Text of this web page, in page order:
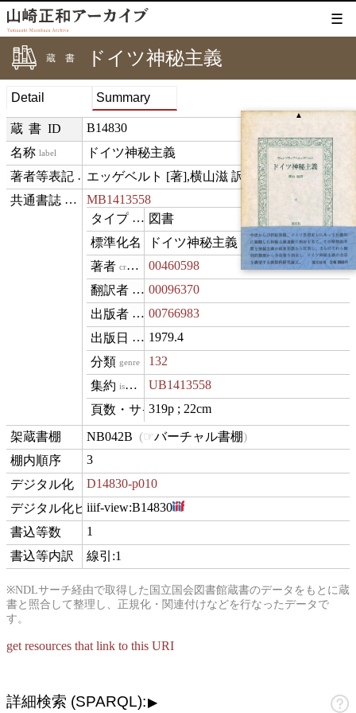
☰
蔵書 ドイツ神秘主義
Detail Summary
▲
蔵書ID B14830
label ドイツ神秘主義
creditText
エッゲベルト [著],横山滋 訳
exemplarOfMB1413558
type 図書
name
ドイツ神秘主義
creator 00460598
translator00096370
publisher00766983
datePublished
1979.4
genre 132
isVariantOf UB1413558
materialExtent
319p ; 22cm
contentLocation
NB042B バーチャル書棚
position
3
digitization
D14830-p010
hasView
iiif-view:B14830
1
comment
線引:1
※NDLサーチ経由で取得した国立国会図書館蔵書のデータをもとに蔵
書と照合して整理し、正規化・関連付けなどを行なったデータで
す。
get resources that link to this URI
詳細検索 (SPARQL):▶